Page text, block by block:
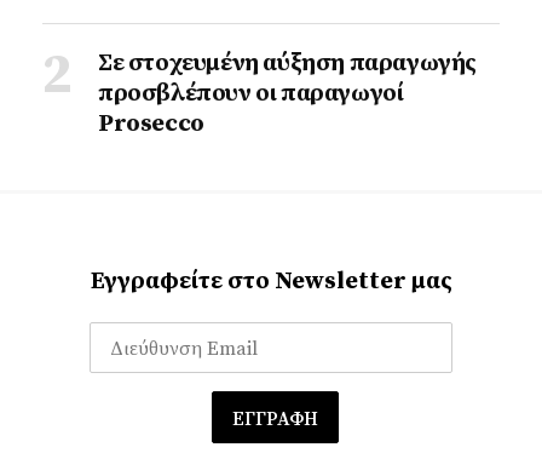
Σε στοχευμένη αύξηση παραγωγής
προσβλέπουν οι παραγωγοί
Prosecco
Εγγραφείτε στο Newsletter μας